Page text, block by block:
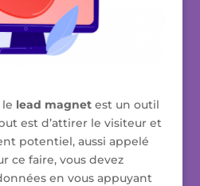
lead magnetest un outil
est d’attirer le visiteur et
potentiel, aussi appelé
ce faire, vous devez
en vous appuyant